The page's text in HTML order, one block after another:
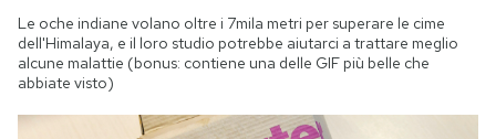
Le oche indiane volano oltre i 7mila metri per superare le cime
dell'Himalaya, e il loro studio potrebbe aiutarci a trattare meglio
alcune malattie (bonus: contiene una delle GIF più belle che
abbiate visto)